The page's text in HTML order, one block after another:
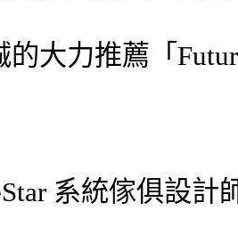
的大力推薦「
系統傢俱設計